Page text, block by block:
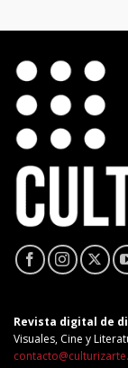
Revista digital de
Visuales, Cine y